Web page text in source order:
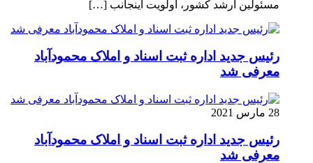
مسئولین ارشد کشور، اولویت اینجانب […]
رئیس جدید اداره ثبت اسناد و املاک محمودآباد
معرفی شد
28 مارس 2021
رئیس جدید اداره ثبت اسناد و املاک محمودآباد
معرفی شد